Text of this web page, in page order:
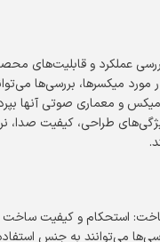
عملکرد و قابلیت‌های
مورد میکسرها، بررسی‌ها
و معماری صوتی آنها
طراحی، کیفیت صدا،
استحکام و کیفیت ساخت
می‌توانند به جنس